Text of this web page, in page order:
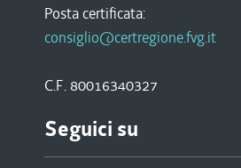
Posta certificata:
consiglio@certregione.fvg.it
C.F. 80016340327
Seguici su